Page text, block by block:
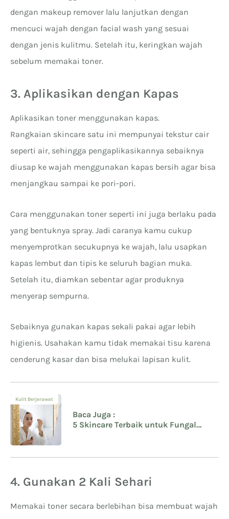
dengan makeup remover lalu lanjutkan dengan
mencuci wajah dengan facial wash yang sesuai
dengan jenis kulitmu. Setelah itu, keringkan wajah
sebelum memakai toner.
3. Aplikasikan dengan Kapas
Aplikasikan toner menggunakan kapas.
Rangkaian skincare satu ini mempunyai tekstur cair
seperti air, sehingga pengaplikasikannya sebaiknya
diusap ke wajah menggunakan kapas bersih agar bisa
menjangkau sampai ke pori-pori.
Cara menggunakan toner seperti ini juga berlaku pada
yang bentuknya spray. Jadi caranya kamu cukup
menyemprotkan secukupnya ke wajah, lalu usapkan
kapas lembut dan tipis ke seluruh bagian muka.
Setelah itu, diamkan sebentar agar produknya
menyerap sempurna.
Sebaiknya gunakan kapas sekali pakai agar lebih
higienis. Usahakan kamu tidak memakai tisu karena
cenderung kasar dan bisa melukai lapisan kulit.
Kulit Berjerawat
Baca Juga :
5 Skincare Terbaik untuk Fungal
4. Gunakan 2 Kali Sehari
Memakai toner secara berlebihan bisa membuat wajah